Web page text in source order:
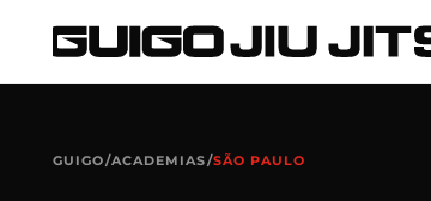
GUIGO/ACADEMIAS/SÃO PAULO